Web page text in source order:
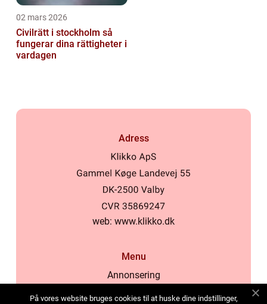
02 mars 2026
Civilrätt i stockholm så
fungerar dina rättigheter i
vardagen
Adress
web: www.klikko.dk
Menu
Annonsering
På vores website bruges cookies til at huske dine indstillinger,